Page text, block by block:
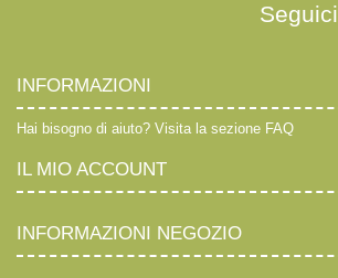
Seguici
INFORMAZIONI
Hai bisogno di aiuto? Visita la sezione FAQ
IL MIO ACCOUNT
INFORMAZIONI NEGOZIO